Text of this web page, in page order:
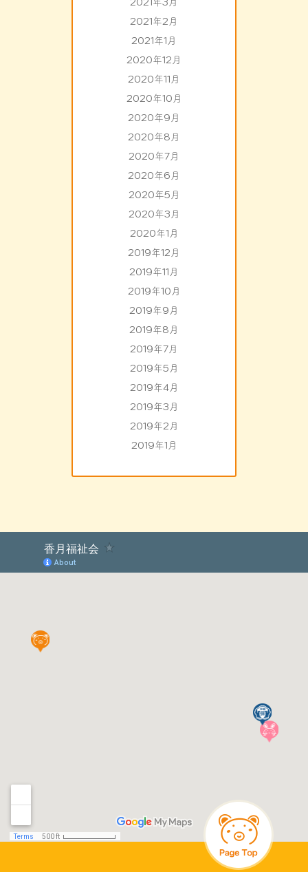
2021年2月
2021年1月
2020年12月
2020年11月
2020年10月
2020年9月
2020年8月
2020年7月
2020年6月
2020年5月
2020年3月
2020年1月
2019年12月
2019年11月
2019年10月
2019年9月
2019年8月
2019年7月
2019年5月
2019年4月
2019年3月
2019年2月
2019年1月